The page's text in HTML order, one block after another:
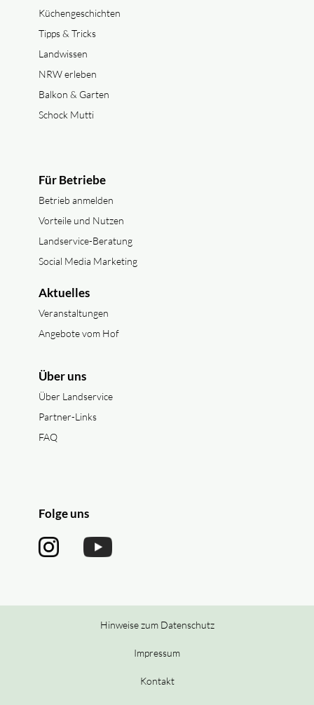
Küchengeschichten
Tipps & Tricks
Landwissen
NRW erleben
Balkon & Garten
Schock Mutti
Für Betriebe
Betrieb anmelden
Vorteile und Nutzen
Landservice-Beratung
Social Media Marketing
Aktuelles
Veranstaltungen
Angebote vom Hof
Über uns
Über Landservice
Partner-Links
FAQ
Folge uns
Hinweise zum Datenschutz
Impressum
Kontakt